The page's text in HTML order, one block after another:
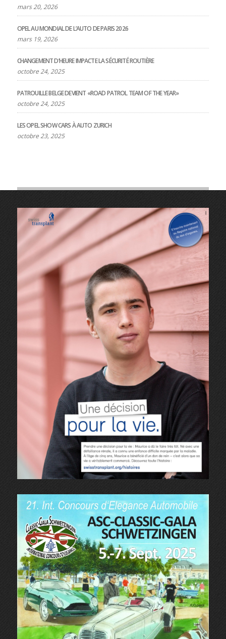
mars 20, 2026
OPEL AU MONDIAL DE L’AUTO DE PARIS 2026
mars 19, 2026
CHANGEMENT D’HEURE IMPACTE LA SÉCURITÉ ROUTIÈRE
octobre 24, 2025
PATROUILLE BELGE DEVIENT «ROAD PATROL TEAM OF THE YEAR»
octobre 24, 2025
LES OPEL SHOW CARS À AUTO ZURICH
octobre 23, 2025